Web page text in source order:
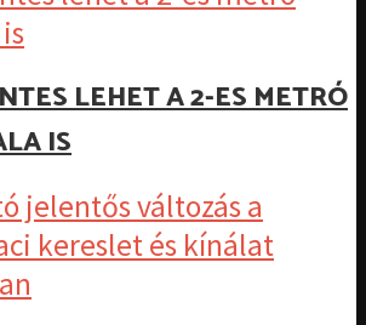
LEHET A 2-ES METRÓ
IS